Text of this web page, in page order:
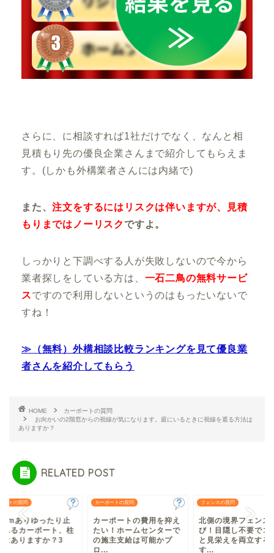
さらに、 に相談すれば1社だけでなく、なんと相
見積もり先の優良企業さんまで紹介してもらえま
す。 (しかも外構業者さんには内緒で)
また、注文をするにはリスクは伴いますが、見積
もりまではノーリスクですよ。
しっかりと下調べする人が失敗しないので今から
業者探しをしている方は、 一石二鳥の無料サービ
スですので利用しないというのはもったいないで
すね！
≫（無料）外構相談比較ランキングを見て優良業
者さんを紹介してもらう
HOME
カーポートの質問
お向かいの2階窓からの視線が気になります。庭にいるときに視線を遮る方法は
ありますか？
RELATED POST
ートの質問
9mありゆったり止
れるカーポート、柱
はありますか？3
カーポートの質問
カーポートの費用を抑え
たい！ホームセンターで
の施主支給は可能かプ
ロ...
フェンスの質問
北側の境界フェンス
び！目隠し不要でコ
と見栄えを両立する
す...